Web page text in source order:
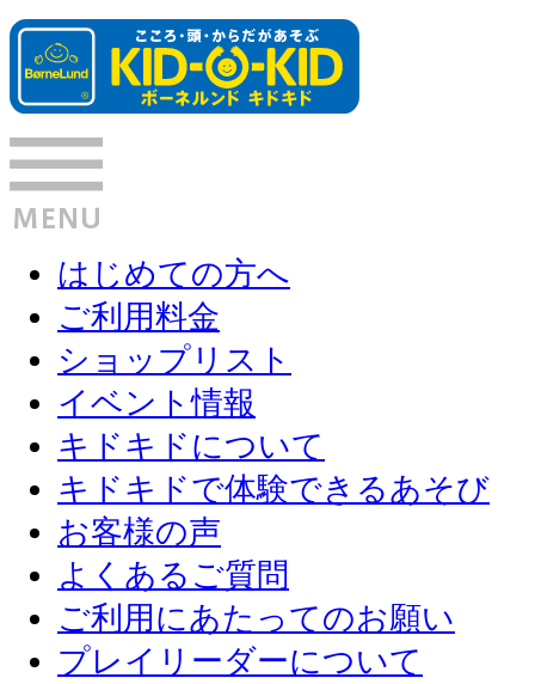
はじめての方へ
ご利用料金
ショップリスト
イベント情報
キドキドについて
キドキドで体験できるあそび
お客様の声
よくあるご質問
ご利用にあたってのお願い
プレイリーダーについて